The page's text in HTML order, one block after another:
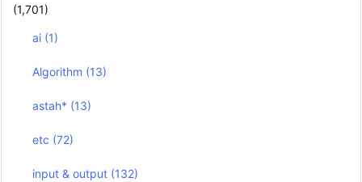
(1,701)
ai (1)
Algorithm (13)
astah* (13)
etc (72)
input & output (132)